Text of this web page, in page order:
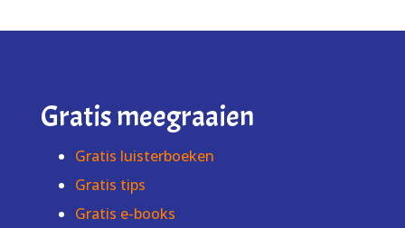
Gratis meegraaien
Gratis luisterboeken
Gratis tips
Gratis e-books